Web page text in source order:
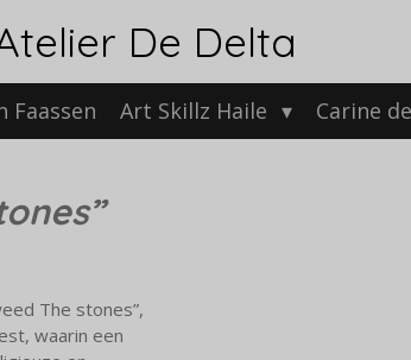
De Delta
Faassen Art Skillz Haile Carine
The stones”,
waarin een